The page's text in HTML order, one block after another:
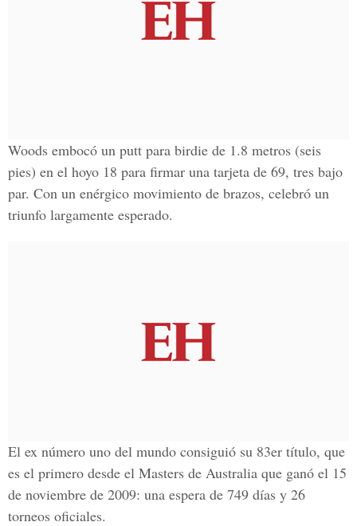
Woods embocó un putt para birdie de 1.8 metros (seis
pies) en el hoyo 18 para firmar una tarjeta de 69, tres bajo
par. Con un enérgico movimiento de brazos, celebró un
triunfo largamente esperado.
El ex número uno del mundo consiguió su 83er título, que
es el primero desde el Masters de Australia que ganó el 15
de noviembre de 2009: una espera de 749 días y 26
torneos oficiales.